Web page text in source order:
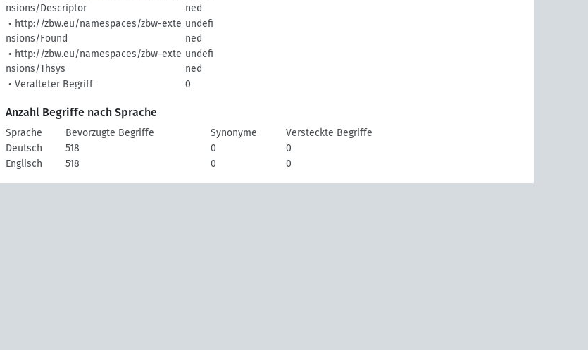
nsions/Descriptor
ned
• http://zbw.eu/namespaces/zbw-exte
nsions/Found
undefi
ned
• http://zbw.eu/namespaces/zbw-exte
nsions/Thsys
undefi
ned
• Veralteter Begriff
0
Anzahl Begriffe nach Sprache
Sprache Bevorzugte Begriffe Synonyme
Versteckte Begriffe
Deutsch
518 0
0
Englisch
518 0 0